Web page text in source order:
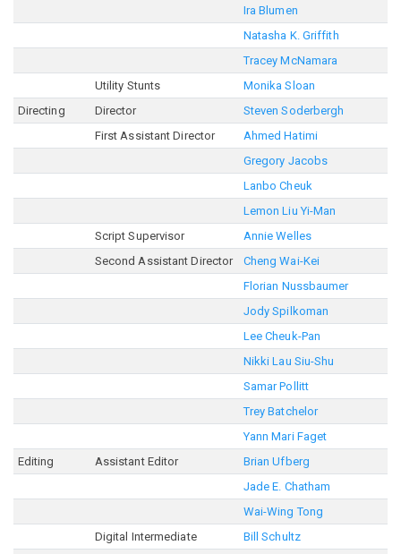
Ira Blumen
Natasha K. Griffith
Tracey McNamara
Utility Stunts
Monika Sloan
Directing
Director
Steven Soderbergh
First Assistant Director
Ahmed Hatimi
Gregory Jacobs
Lanbo Cheuk
Lemon Liu Yi-Man
Script Supervisor
Annie Welles
Second Assistant Director
Cheng Wai-Kei
Florian Nussbaumer
Jody Spilkoman
Lee Cheuk-Pan
Nikki Lau Siu-Shu
Samar Pollitt
Trey Batchelor
Yann Mari Faget
Editing
Assistant Editor
Brian Ufberg
Jade E. Chatham
Wai-Wing Tong
Digital Intermediate
Bill Schultz